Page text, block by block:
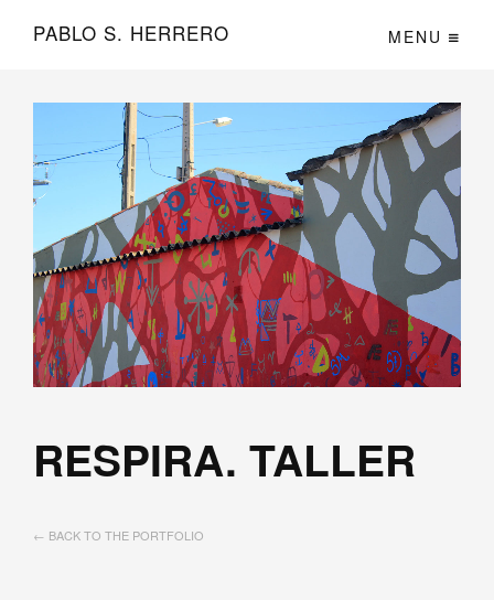
PABLO S. HERRERO MENU
RESPIRA. TALLER
← BACK TO THE PORTFOLIO